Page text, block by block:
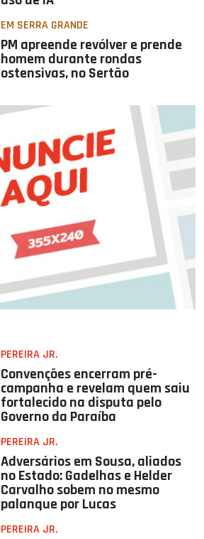
EM SERRA GRANDE
PM apreende revólver e prende
homem durante rondas
ostensivas, no Sertão
PEREIRA JR.
Convenções encerram pré-
campanha e revelam quem saiu
fortalecido na disputa pelo
Governo da Paraíba
PEREIRA JR.
Adversários em Sousa, aliados
no Estado: Gadelhas e Helder
Carvalho sobem no mesmo
palanque por Lucas
PEREIRA JR.